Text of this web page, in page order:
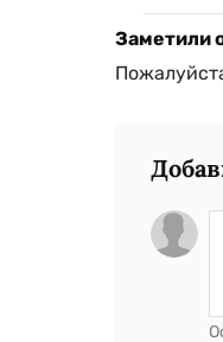
Заметили